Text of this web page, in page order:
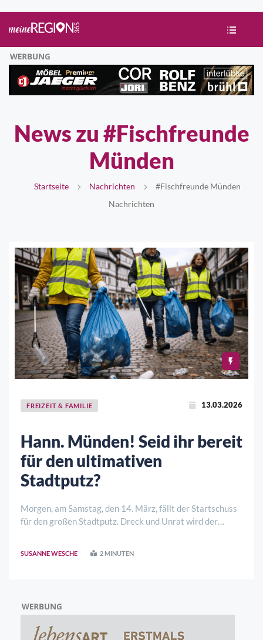
News zu #Fischfreunde
Münden
Startseite Nachrichten
#Fischfreunde Münden
Nachrichten
FREIZEIT & FAMILIE 13.03.2026
Hann. Münden! Seid ihr bereit
für den ultimativen
Stadtputz?
Morgen, am Samstag, den 14. März, fällt der Startschuss
für den großen Stadtputz. Dreck und Unrat wird der
zum Strahlen zu bringen.Mission: ..
SUSANNE WESCHE 2 MINUTEN